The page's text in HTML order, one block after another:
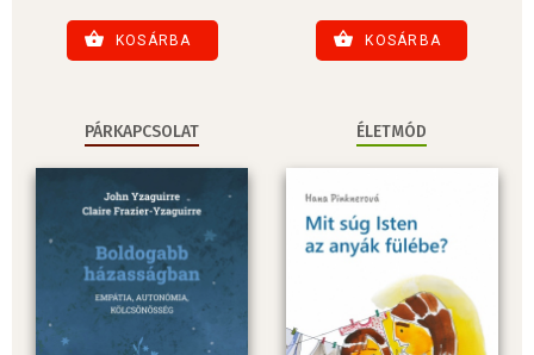
KOSÁRBA KOSÁRBA
PÁRKAPCSOLAT ÉLETMÓD